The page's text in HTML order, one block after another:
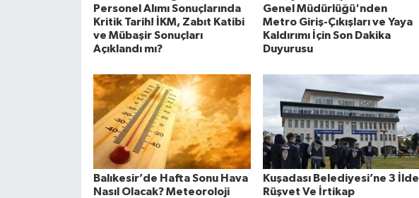
Personel Alımı Sonuçlarında
Kritik Tarih! İKM, Zabıt Katibi
ve Mübaşir Sonuçları
Açıklandı mı?
Genel Müdürlüğü'nden
Metro Giriş-Çıkışları ve Yaya
Kaldırımı İçin Son Dakika
Duyurusu
Balıkesir’de Hafta Sonu Hava
Nasıl Olacak? Meteoroloji
Kuşadası Belediyesi’ne 3 İlde
Rüşvet Ve İrtikap